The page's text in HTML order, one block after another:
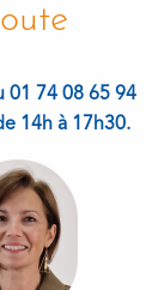
01 74 08 65 94
14h à 17h30.